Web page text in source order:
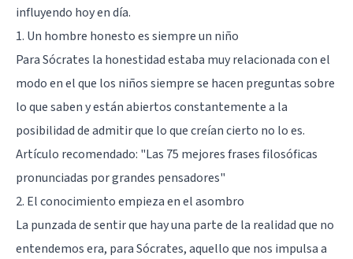
influyendo hoy en día.
1. Un hombre honesto es siempre un niño
Para Sócrates la honestidad estaba muy relacionada con el
modo en el que los niños siempre se hacen preguntas sobre
lo que saben y están abiertos constantemente a la
posibilidad de admitir que lo que creían cierto no lo es.
Artículo recomendado: "Las 75 mejores frases filosóficas
pronunciadas por grandes pensadores"
2. El conocimiento empieza en el asombro
La punzada de sentir que hay una parte de la realidad que no
entendemos era, para Sócrates, aquello que nos impulsa a